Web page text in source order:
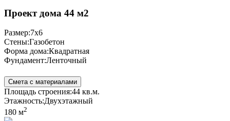
Проект дома 44 м2
Размер:7x6
Стены:Газобетон
Форма дома:Квадратная
Фундамент:Ленточный
Смета с материалами
Площадь строения:44 кв.м.
Этажность:Двухэтажный
180 м2